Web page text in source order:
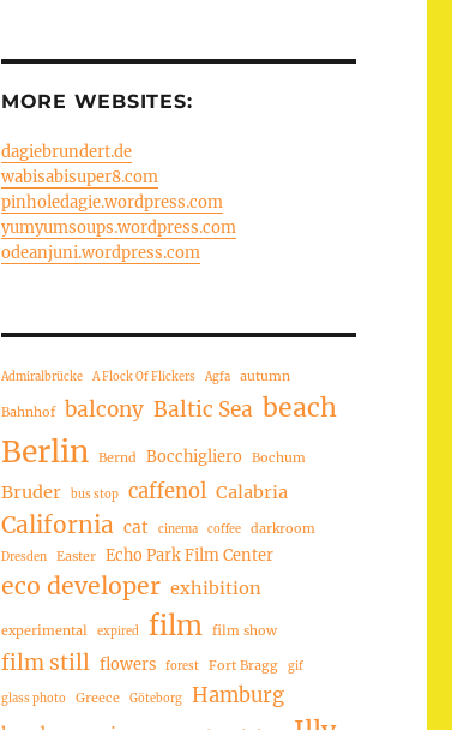
MORE WEBSITES:
dagiebrundert.de
wabisabisuper8.com
pinholedagie.wordpress.com
yumyumsoups.wordpress.com
odeanjuni.wordpress.com
Admiralbrücke A Flock Of Flickers Agfa autumn
Bahnhof balcony Baltic Sea beach
Berlin Bernd Bocchigliero Bochum
Bruder bus stop caffenol Calabria
California cat cinema coffee darkroom
Dresden Easter Echo Park Film Center
eco developer exhibition
experimental expired film film show
film still flowers forest Fort Bragg gif
glass photo Greece Göteborg Hamburg